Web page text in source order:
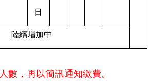
日
陸續增加中
數，再以簡訊通知繳費。